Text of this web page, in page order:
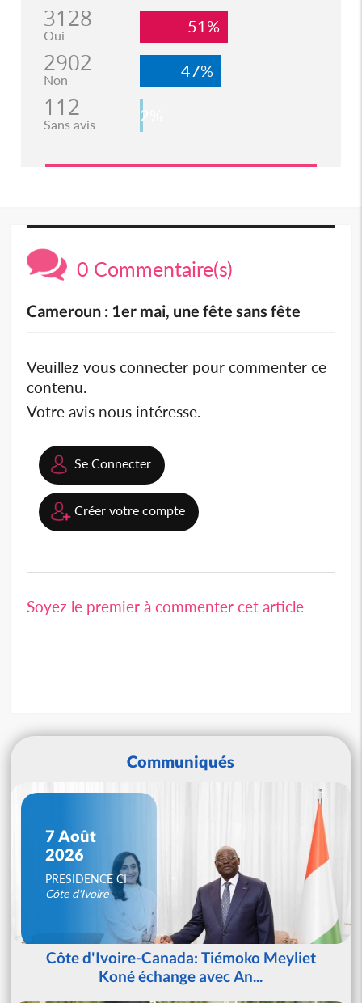
3128
Oui 51%
2902
Non 47%
112
Sans avis 2%
0 Commentaire(s)
Cameroun : 1er mai, une fête sans fête
Veuillez vous connecter pour commenter ce
contenu.
Votre avis nous intéresse.
Se Connecter
Créer votre compte
Soyez le premier à commenter cet article
Communiqués
7 Août
2026
PRESIDENCE CI
Côte d'Ivoire
Côte d'Ivoire-Canada: Tiémoko Meyliet
Koné échange avec An...